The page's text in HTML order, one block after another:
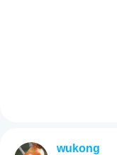
wukong